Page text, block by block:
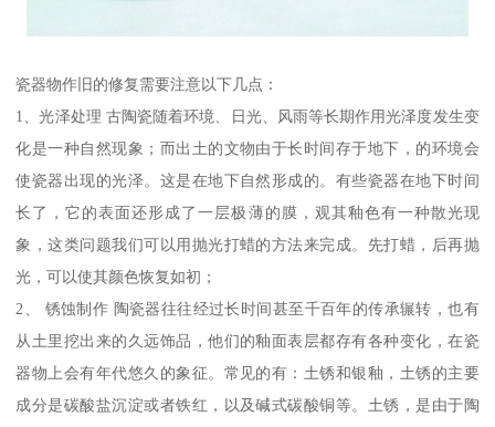
瓷器物作旧的修复需要注意以下几点：
1、光泽处理 古陶瓷随着环境、日光、风雨等长期作用光泽度发生变
化是一种自然现象；而出土的文物由于长时间存于地下，的环境会
使瓷器出现的光泽。这是在地下自然形成的。有些瓷器在地下时间
长了，它的表面还形成了一层极薄的膜，观其釉色有一种散光现
象，这类问题我们可以用抛光打蜡的方法来完成。先打蜡，后再抛
光，可以使其颜色恢复如初；
2、 锈蚀制作 陶瓷器往往经过长时间甚至千百年的传承辗转，也有
从土里挖出来的久远饰品，他们的釉面表层都存有各种变化，在瓷
器物上会有年代悠久的象征。常见的有：土锈和银釉，土锈的主要
成分是碳酸盐沉淀或者铁红，以及碱式碳酸铜等。土锈，是由于陶